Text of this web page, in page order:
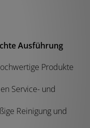
Ausführung
Produkte
Service- und
Reinigung und